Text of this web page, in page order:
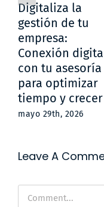
Digitaliza la
gestión de tu
empresa:
Conexión
con tu asesoría
para optimizar
tiempo y crecer
mayo 29th, 2026
Leave A